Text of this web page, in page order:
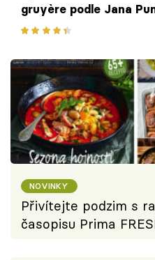
gruyère podle Jana
NOVINKY
Přivítejte podzim s
časopisu Prima